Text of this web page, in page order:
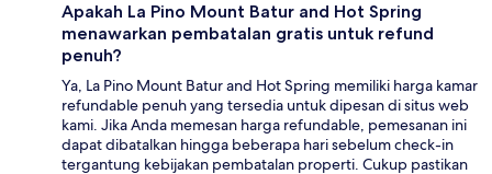
Apakah La Pino Mount Batur and Hot Spring
menawarkan pembatalan gratis untuk refund
penuh?
Ya, La Pino Mount Batur and Hot Spring memiliki harga kamar
refundable penuh yang tersedia untuk dipesan di situs web
kami. Jika Anda memesan harga refundable, pemesanan ini
dapat dibatalkan hingga beberapa hari sebelum check-in
tergantung kebijakan pembatalan properti. Cukup pastikan